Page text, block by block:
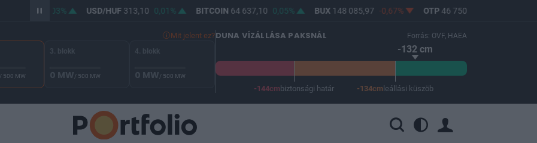
0,03% USD/HUF313,10 0,01% BITCOIN64 637,10 0,05% BUX 148 085,97 -0,67% OTP 46 750 -1,06%
Mit jelent ez?
/ 500 MW
3. blokk
0 MW/ 500 MW
4. blokk
0 MW/ 500 MW
DUNA VÍZÁLLÁSA PAKSNÁL Forrás: OVF, HAEA
-132 cm
-144cmbiztonsági határ -134cmleállási küszöb